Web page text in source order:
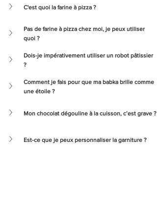
C'est quoi la farine à pizza ?
Pas de farine à pizza chez moi, je peux utiliser
quoi ?
Dois-je impérativement utiliser un robot pâtissier
?
Comment je fais pour que ma babka brille comme
une étoile ?
Mon chocolat dégouline à la cuisson, c’est grave ?
Est-ce que je peux personnaliser la garniture ?